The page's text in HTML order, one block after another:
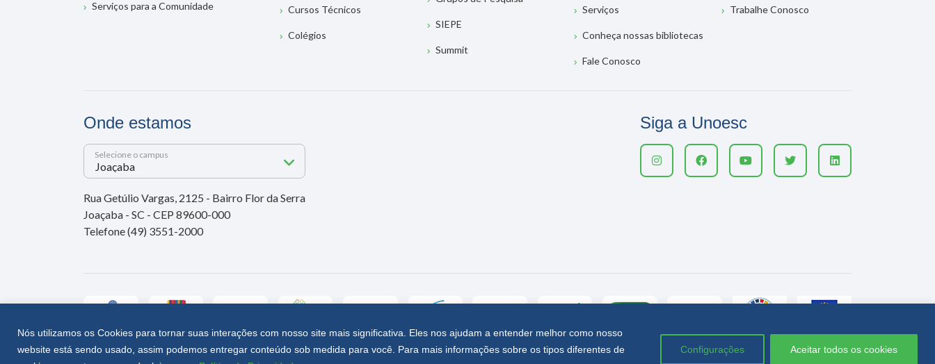
Nós utilizamos os Cookies para tornar suas interações com nosso site mais significativa. Eles nos ajudam a entender melhor como nosso
website está sendo usado, assim podemos entregar conteúdo sob medida para você. Para mais informações sobre os tipos diferentes de
Configurações Aceitar todos os cookies
Serviços para a Comunidade Cursos Técnicos
Colégios
SIEPE
Summit
Serviços
Conheça nossas bibliotecas
Fale Conosco
Trabalhe Conosco
Onde estamos
Selecione o campus
Rua Getúlio Vargas, 2125 - Bairro Flor da Serra
Joaçaba - SC - CEP 89600-000
Telefone (49) 3551-2000
Siga a Unoesc
Unoesc © 2026 - Todos os direitos reservados Política de privacidade